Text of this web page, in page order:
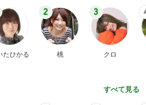
たひかる
2
桃
3
クロ
すべて見る